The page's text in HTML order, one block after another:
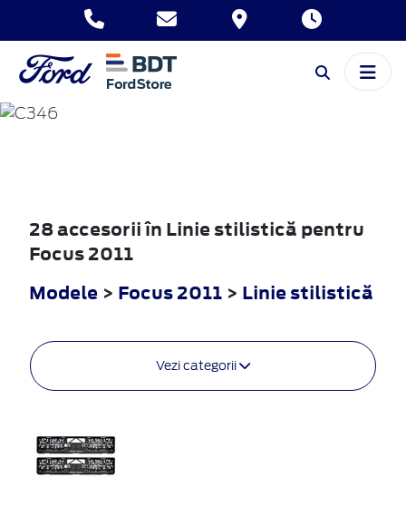
FOCUS
28 accesorii în Linie stilistică pentru
Focus 2011
Modele > Focus 2011 > Linie stilistică
Vezi categorii